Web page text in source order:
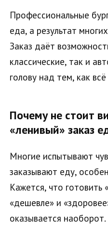
Профессиональные
еда, а результат
Заказ даёт
классические, так и
голову над тем, как
Почему не стоит
«ленивый» заказ
Многие испытывают
заказывают еду,
Кажется, что готовить
«дешевле» и
оказывается